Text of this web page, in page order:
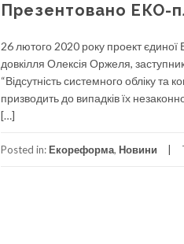
Презентовано ЕКО-
26 лютого 2020 року проект єдиної
довкілля Олексія Оржеля,
“Відсутність системного обліку
призводить до випадків їх
[…]
Posted in: Екореформа, Новини